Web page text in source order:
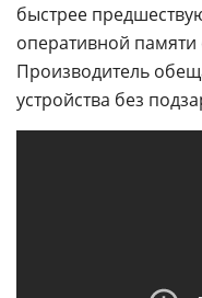
быстрее
оперативной памяти
Производитель
устройства без